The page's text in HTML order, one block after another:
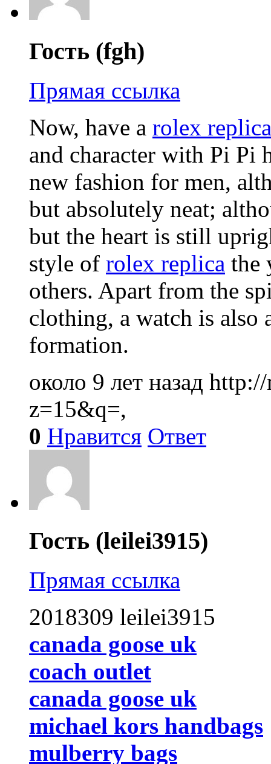
Гость (fgh)
Прямая ссылка
Now, have a rolex
and character with Pi Pi
new fashion for men,
but absolutely neat;
but the heart is still
style of rolex replica the
others. Apart from the
clothing, a watch is also
formation.
около 9 лет назад http://
z=15&q=,
0 Нравится Ответ
Гость (leilei3915)
Прямая ссылка
2018309 leilei3915
canada goose uk
coach outlet
canada goose uk
michael kors handbags
mulberry bags